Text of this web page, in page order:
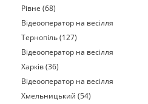
Рівне (68)
Відеооператор на весілля
Тернопіль (127)
Відеооператор на весілля
Харків (36)
Відеооператор на весілля
Хмельницький (54)